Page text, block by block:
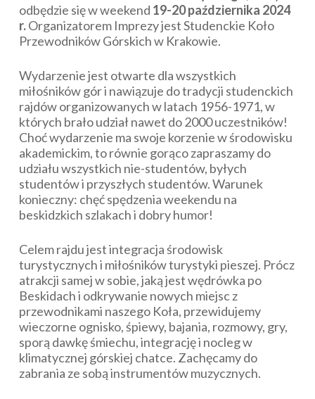
odbędzie się w weekend 19-20 października 2024
r.Organizatorem Imprezy jest Studenckie Koło
Przewodników Górskich w Krakowie.
Wydarzenie jest otwarte dla wszystkich
miłośników gór i nawiązuje do tradycji studenckich
rajdów organizowanych w latach 1956-1971, w
których brało udział nawet do 2000 uczestników!
Choć wydarzenie ma swoje korzenie w środowisku
akademickim, to równie gorąco zapraszamy do
udziału wszystkich nie-studentów, byłych
studentów i przyszłych studentów. Warunek
konieczny: chęć spędzenia weekendu na
beskidzkich szlakach i dobry humor!
Celem rajdu jest integracja środowisk
turystycznych i miłośników turystyki pieszej. Prócz
atrakcji samej w sobie, jaką jest wędrówka po
Beskidach i odkrywanie nowych miejsc z
przewodnikami naszego Koła, przewidujemy
wieczorne ognisko, śpiewy, bajania, rozmowy, gry,
sporą dawkę śmiechu, integrację i nocleg w
klimatycznej górskiej chatce. Zachęcamy do
zabrania ze sobą instrumentów muzycznych.